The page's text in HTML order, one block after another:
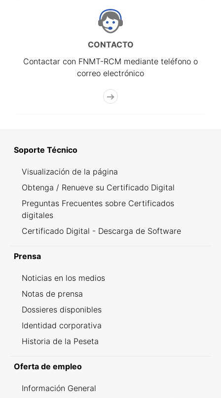
CONTACTO
Contactar con FNMT-RCM mediante teléfono o
correo electrónico
Soporte Técnico
Visualización de la página
Obtenga / Renueve su Certificado Digital
Preguntas Frecuentes sobre Certificados
digitales
Certificado Digital - Descarga de Software
Prensa
Noticias en los medios
Notas de prensa
Dossieres disponibles
Identidad corporativa
Historia de la Peseta
Oferta de empleo
Información General